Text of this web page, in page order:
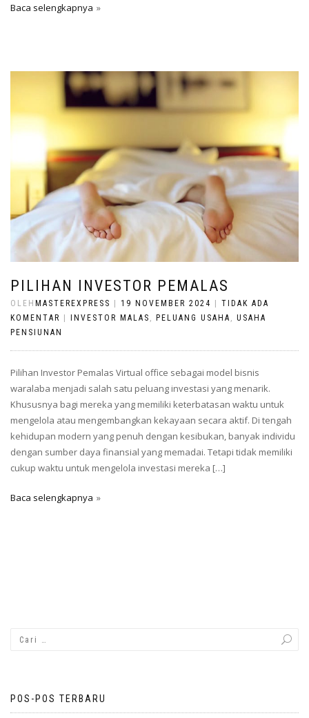
Baca selengkapnya
PILIHAN INVESTOR PEMALAS
OLEH MASTEREXPRESS 19 NOVEMBER 2024
TIDAK ADA
KOMENTAR
INVESTOR MALAS , PELUANG USAHA , USAHA
PENSIUNAN
Pilihan Investor Pemalas Virtual office sebagai model bisnis
waralaba menjadi salah satu peluang investasi yang menarik.
Khususnya bagi mereka yang memiliki keterbatasan waktu untuk
mengelola atau mengembangkan kekayaan secara aktif. Di tengah
kehidupan modern yang penuh dengan kesibukan, banyak individu
dengan sumber daya finansial yang memadai. Tetapi tidak memiliki
cukup waktu untuk mengelola investasi mereka […]
Baca selengkapnya
POS-POS TERBARU